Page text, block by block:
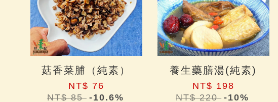
菇香菜脯（純素）
NT$ 76
NT$ 85 -10.6%
養生藥膳湯(純素)
NT$ 198
NT$ 220 -10%